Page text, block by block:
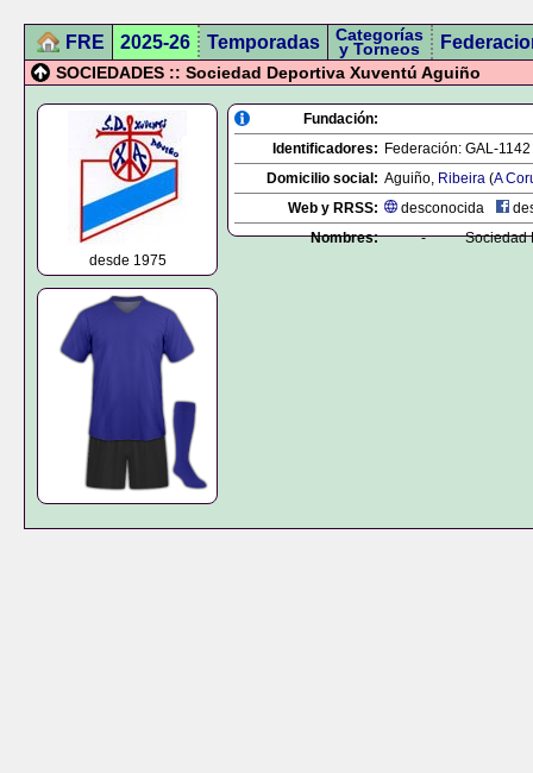
FRE 2025-26 Temporadas Categorías
y Torneos
SOCIEDADES :: Sociedad Deportiva Xuventú Aguiño
desde 1975
Fundación:
Identificadores: Federación: GAL-1142
Domicilio social: Aguiño, Ribeira (A
Web y RRSS:
desconocida
Nombres:
- Sociedad